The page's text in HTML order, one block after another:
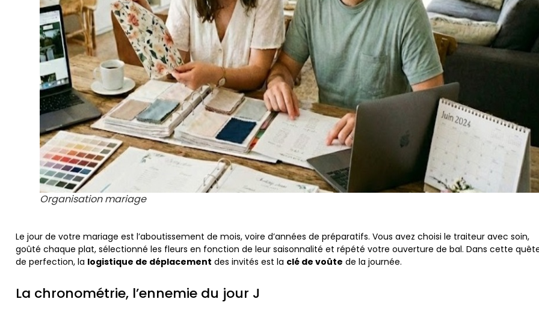
Organisation mariage
Le jour de votre mariage est l’aboutissement de mois, voire d’années de préparatifs. Vous avez choisi le traiteur avec soin,
goûté chaque plat, sélectionné les fleurs en fonction de leur saisonnalité et répété votre ouverture de bal. Dans cette
de perfection, la logistique de déplacement des invités est la clé de voûte de la journée.
La chronométrie, l’ennemie du jour J